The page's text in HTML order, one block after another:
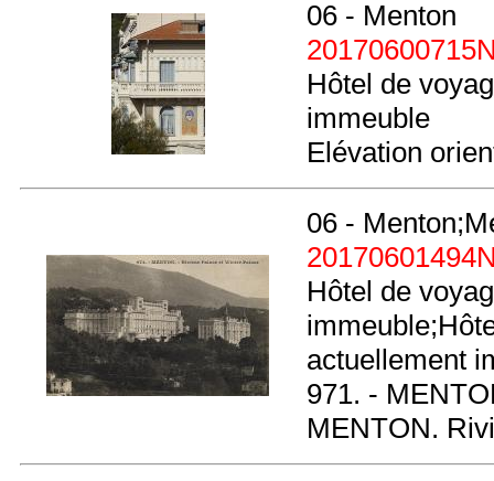
06 - Menton
Hôtel de
immeuble
Elévation
06 -
Hôtel de
actuellement
971. -
MENTON.